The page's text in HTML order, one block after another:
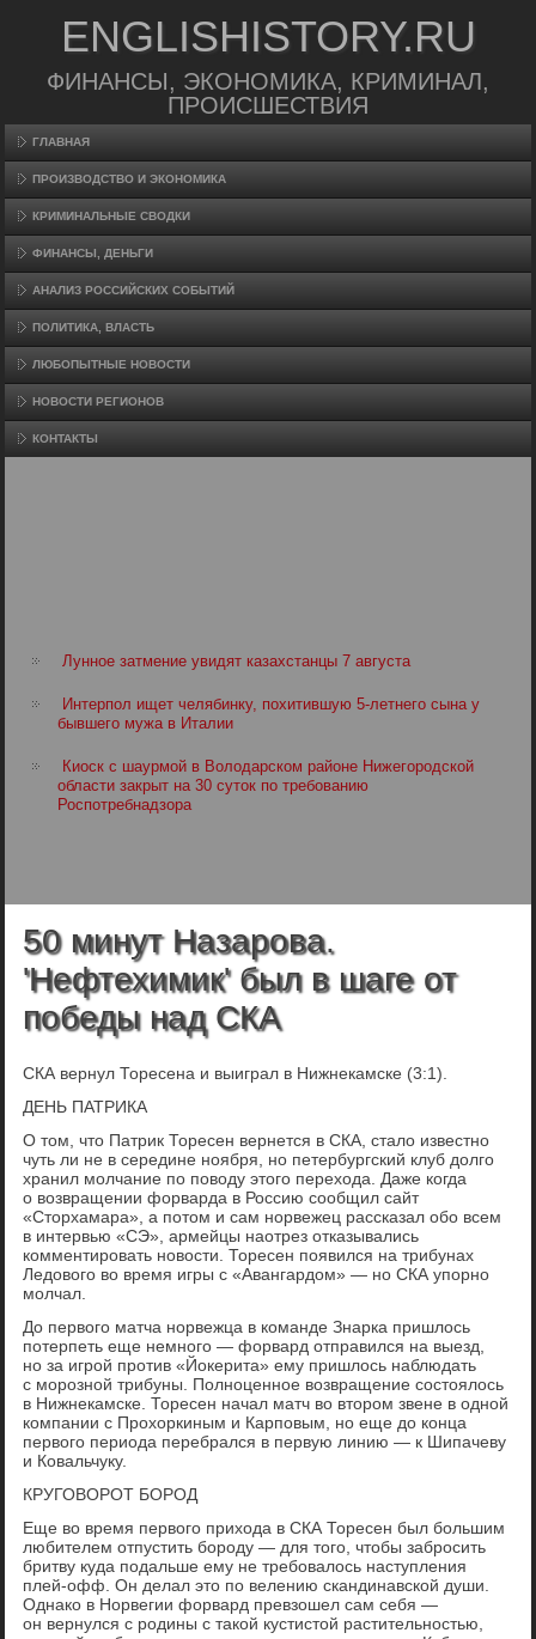
ENGLISHISTORY.RU
ФИНАНСЫ, ЭКОНОМИКА, КРИМИНАЛ,
ПРОИСШЕСТВИЯ
ГЛАВНАЯ
ПРОИЗВΟДСТВО И ЭКОНОМИКА
КРИМИНАЛЬНЫЕ СВОДКИ
ФИНАНСЫ, ДЕНЬГИ
АНАЛИЗ РОССИЙСКИХ СОБЫТИЙ
ПОЛИТИКА, ВЛАСТЬ
ЛЮБОПЫТНЫЕ НОВОСТИ
НОВОСТИ РЕГИОНОВ
КОНТАКТЫ
Лунное затмение увидят казахстанцы 7 августа
Интерпол ищет челябинку, похитившую 5-летнего сына у
бывшего мужа в Италии
Киоск с шаурмой в Володарском районе Нижегородской
области закрыт на 30 суток по требованию
Роспотребнадзора
50 минут Назарова.
'Нефтехимик' был в шаге от
победы над СКА
СКА вернул Торесена и выиграл в Нижнекамске (3:1).
ДЕНЬ ПАТРИКА
О том, что Патрик Торесен вернется в СКА, стало известно
чуть ли не в середине ноября, но петербургский клуб долго
хранил молчание по поводу этого перехода. Даже когда
о возвращении форварда в Россию сообщил сайт
«Сторхамара», а потом и сам норвежец рассказал обо всем
в интервью «СЭ», армейцы наотрез отказывались
комментировать новости. Торесен появился на трибунах
Ледового во время игры с «Авангардом» — но СКА упорно
молчал.
До первого матча норвежца в команде Знарка пришлось
потерпеть еще немного — форвард отправился на выезд,
но за игрой против «Йокерита» ему пришлось наблюдать
с морозной трибуны. Полноценное возвращение состоялось
в Нижнекамске. Торесен начал матч во втором звене в одной
компании с Прохоркиным и Карповым, но еще до конца
первого периода перебрался в первую линию — к Шипачеву
и Ковальчуку.
КРУГОВОРОТ БОРОД
Еще во время первого прихода в СКА Торесен был большим
любителем отпустить бороду — для того, чтобы забросить
бритву куда подальше ему не требовалось наступления
плей-офф. Он делал это по велению скандинавской души.
Однако в Норвегии форвард превзошел сам себя —
он вернулся с родины с такой кустистой растительностью,